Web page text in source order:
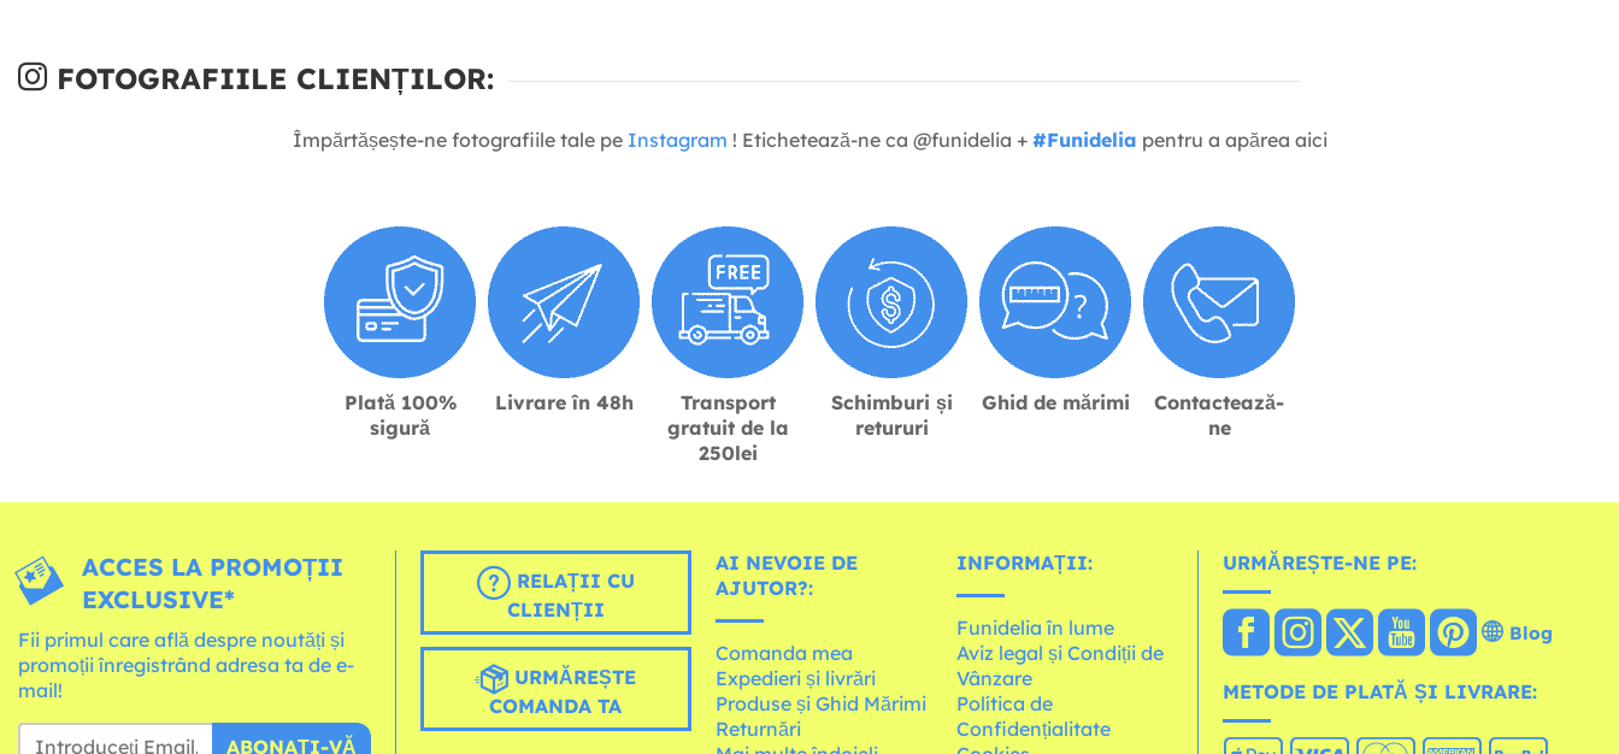
FOTOGRAFIILE CLIENȚILOR:
Împărtășește-ne fotografiile tale pe Instagram ! Etichetează-ne ca @funidelia + #Funidelia pentru a apărea aici
Plată 100%
sigură
Livrare în 48h
Transport
gratuit de la
250lei
Schimburi și
retururi
Ghid de mărimi
Contactează-
ne
ACCES LA PROMOȚII
EXCLUSIVE*
Fii primul care află despre noutăți și
promoții înregistrând adresa ta de e-
mail!
ABONAȚI-VĂ
RELAȚII CU
CLIENȚII
URMĂREȘTE
COMANDA TA
AI NEVOIE DE
AJUTOR?:
Comanda mea
Expedieri și livrări
Produse și Ghid Mărimi
Returnări
INFORMAȚII:
Funidelia în lume
Aviz legal și Condiții de
Vânzare
Política de
Confidențialitate
URMĂREȘTE-NE PE:
Blog
METODE DE PLATĂ ȘI LIVRARE: